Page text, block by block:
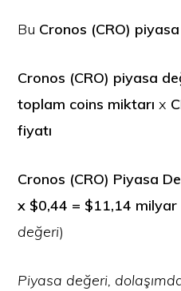
Bu Cronos (CRO)
Cronos (CRO) piyasa
toplam coins miktarıx
fiyatı
Cronos (CRO) Piyasa
x $0,44 = $11,14 milyar
değeri)
Piyasa değeri,